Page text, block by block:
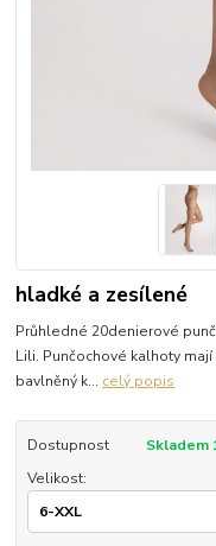
hladké a zesílené
Průhledné 20denierové
Lili. Punčochové kalhoty
bavlněný k... celý popis
Dostupnost
Skladem
Velikost: